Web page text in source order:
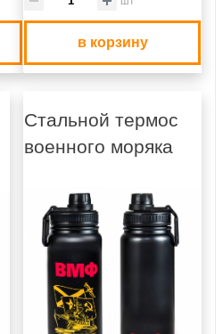
в корзину
Стальной термос
военного моряка